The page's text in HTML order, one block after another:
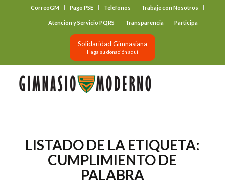
CorreoGM Pago PSE Teléfonos Trabaje con Nosotros
Atención y Servicio PQRS Transparencia Participa
Solidaridad Gimnasiana
Haga su donación aquí
LISTADO DE LA ETIQUETA:
CUMPLIMIENTO DE
PALABRA